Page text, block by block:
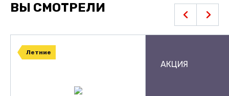
ВЫ СМОТРЕЛИ
Летние
АКЦИЯ